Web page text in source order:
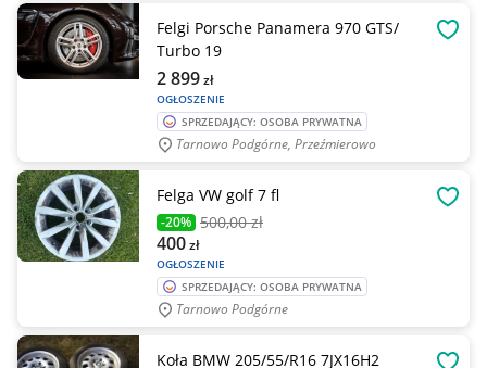
Felgi Porsche Panamera 970 GTS/
Turbo 19
OGŁOSZENIE
2 899zł
SPRZEDAJĄCY: OSOBA PRYWATNA
Tarnowo Podgórne, Przeźmierowo
Felga VW golf 7 fl
-20% 500,00 zł
OGŁOSZENIE
400zł
SPRZEDAJĄCY: OSOBA PRYWATNA
Tarnowo Podgórne
Koła BMW 205/55/R16 7JX16H2